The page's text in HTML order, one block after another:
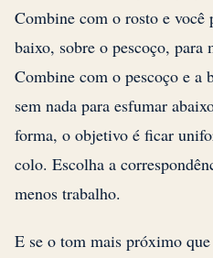
Combine com o rosto e você
baixo, sobre o pescoço, para
Combine com o pescoço e a
sem nada para esfumar
forma, o objetivo é ficar
colo. Escolha a
menos trabalho.
E se o tom mais próximo